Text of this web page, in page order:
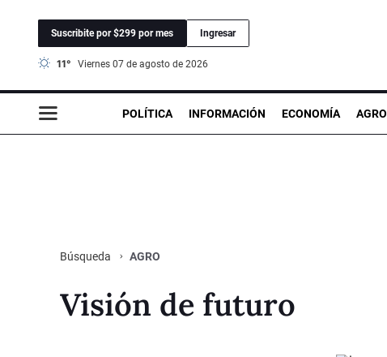
Suscribite por $299 por mes Ingresar
11° viernes 07 de agosto de 2026
POLÍTICA INFORMACIÓN ECONOMÍA AGRO
Búsqueda AGRO
Visión de futuro